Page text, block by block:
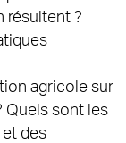
résultent ?
agricole sur
Quels sont les
des